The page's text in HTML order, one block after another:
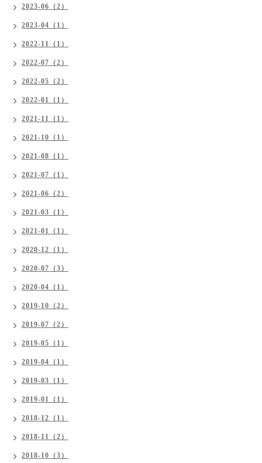
2023-06（2）
2023-04（1）
2022-11（1）
2022-07（2）
2022-05（2）
2022-01（1）
2021-11（1）
2021-10（1）
2021-08（1）
2021-07（1）
2021-06（2）
2021-03（1）
2021-01（1）
2020-12（1）
2020-07（3）
2020-04（1）
2019-10（2）
2019-07（2）
2019-05（1）
2019-04（1）
2019-03（1）
2019-01（1）
2018-12（1）
2018-11（2）
2018-10（3）